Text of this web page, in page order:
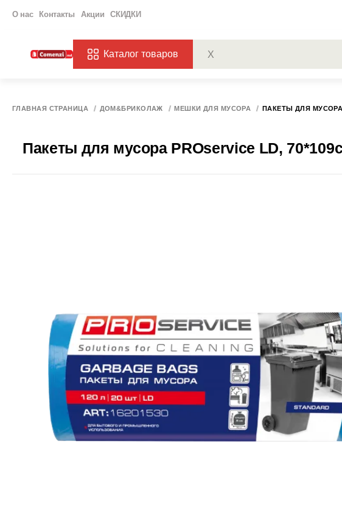
О нас Контакты Акции СКИДКИ
Каталог товаров
ГЛАВНАЯ СТРАНИЦА ДОМ&БРИКОЛАЖ МЕШКИ ДЛЯ МУСОРА ПАКЕТЫ ДЛЯ МУСОРА
Пакеты для мусора PROservice LD,